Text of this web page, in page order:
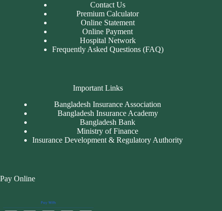
Contact Us
Premium Calculator
Online Statement
Online Payment
Hospital Network
Frequently Asked Questions (FAQ)
Important Links
Bangladesh Insurance Association
Bangladesh Insurance Academy
Bangladesh Bank
Ministry of Finance
Insurance Development & Regulatory Authority
Pay Online